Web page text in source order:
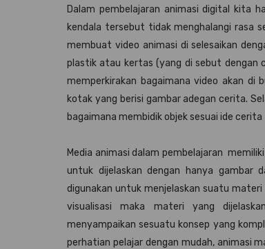
Dalam pembelajaran animasi digital kita
kendala tersebut tidak menghalangi rasa
membuat video animasi di selesaikan
plastik atau kertas (yang di sebut dengan
memperkirakan bagaimana video akan
kotak yang berisi gambar adegan cerita.
bagaimana membidik objek sesuai ide
Media animasi dalam pembelajaran
untuk dijelaskan dengan hanya gambar
digunakan untuk menjelaskan suatu
visualisasi maka materi yang
menyampaikan sesuatu konsep yang
perhatian pelajar dengan mudah, animasi